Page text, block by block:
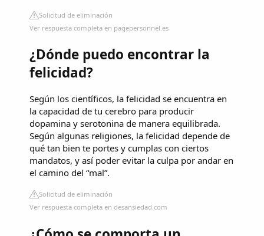
Solicitud de eliminación
Ver respuesta completa en pagepersonnel.es
¿Dónde puedo encontrar la
felicidad?
Según los científicos, la felicidad se encuentra en
la capacidad de tu cerebro para producir
dopamina y serotonina de manera equilibrada.
Según algunas religiones, la felicidad depende de
qué tan bien te portes y cumplas con ciertos
mandatos, y así poder evitar la culpa por andar en
el camino del “mal”.
Solicitud de eliminación
Ver respuesta completa en desansiedad.com